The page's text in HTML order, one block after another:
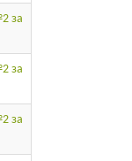
за
за
за